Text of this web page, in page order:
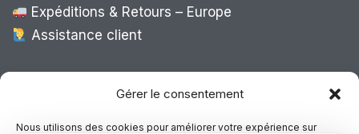
Gérer le consentement
Nous utilisons des cookies pour améliorer votre expérience sur
Expéditions & Retours – Europe
Assistance client
Expédition Europe